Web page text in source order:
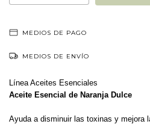
MEDIOS DE PAGO
MEDIOS DE ENVÍO
Línea Aceites Esenciales
Aceite Esencial de Naranja Dulce
Ayuda a disminuir las toxinas y mejora